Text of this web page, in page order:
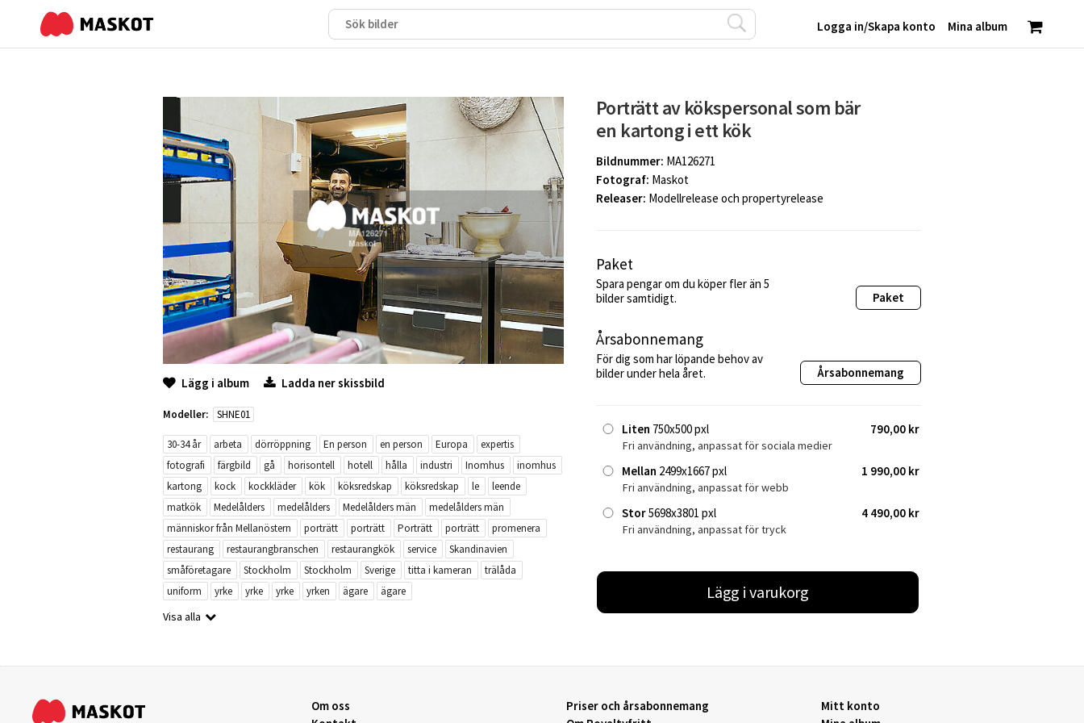
Mina album
Logga in/Skapa konto
Lägg i album Ladda ner skissbild
Modeller: SHNE01
30-34 år arbeta dörröppning En person en person Europa
expertis
fotografi
färgbild gå horisontell hotell hålla industri Inomhus
inomhus
kartong
kock kockkläder kök köksredskap köksredskap le
leende
matkök
Medelålders medelålders Medelålders män
medelålders män
människor från Mellanöstern
porträtt porträtt Porträtt porträtt
promenera
restaurang
restaurangbranschen restaurangkök service
Skandinavien
småföretagare
Stockholm Stockholm Sverige titta i kameran
trälåda
uniform
yrke yrke yrke yrken ägare ägare
Visa alla
Porträtt av kökspersonal som bär
en kartong i ett kök
Bildnummer: MA126271
Fotograf: Maskot
Releaser: Modellrelease och propertyrelease
Paket
Spara pengar om du köper fler än 5
bilder samtidigt.
Paket
Årsabonnemang
För dig som har löpande behov av
bilder under hela året.
Årsabonnemang
Liten 750x500 pxl 790,00 kr
Fri användning, anpassat för sociala medier
Mellan 2499x1667 pxl 1 990,00 kr
Fri användning, anpassat för webb
Stor5698x3801 pxl 4 490,00 kr
Fri användning, anpassat för tryck
Lägg i varukorg
Om oss
Priser och årsabonnemang
Mitt konto